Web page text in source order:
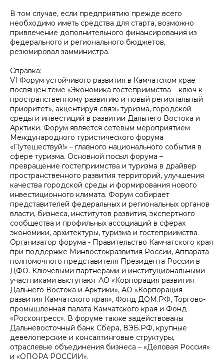
В том случае, если предприятию прежде всего
необходимо иметь средства для старта, возможно
привлечение дополнительного финансирования из
федерального и регионального бюджетов,
резюмировал замминистра.
Справка:
VI Форум устойчивого развития в Камчатском крае
посвящен теме «Экономика гостеприимства – ключ к
пространственному развитию и новый региональный
приоритет», акцентируя связь туризма, городской
среды и инвестиций в развитии Дальнего Востока и
Арктики. Форум является сетевым мероприятием
Международного туристического форума
«Путешествуй!» – главного национального события в
сфере туризма. Основной посыл форума –
превращение гостеприимства и туризма в драйвер
пространственного развития территорий, улучшения
качества городской среды и формирования нового
инвестиционного климата. Форум собирает
представителей федеральных и региональных органов
власти, бизнеса, институтов развития, экспертного
сообщества и профильных ассоциаций в сферах
экономики, архитектуры, туризма и гостеприимства.
Организатор форума - Правительство Камчатского края
при поддержке Минвостокразвития России, Аппарата
полномочного представителя Президента России в
ДФО. Ключевыми партнерами и институциональными
участниками выступают АО «Корпорация развития
Дальнего Востока и Арктики», АО «Корпорация
развития Камчатского края», Фонд ДОМ.РФ, Торгово-
промышленная палата Камчатского края и Фонд
«Росконгресс». В форуме также задействованы
Дальневосточный банк Сбера, ВЭБ.РФ, крупные
девелоперские и консалтинговые структуры,
отраслевые объединения бизнеса – «Деловая Россия»
и «ОПОРА РОССИИ».